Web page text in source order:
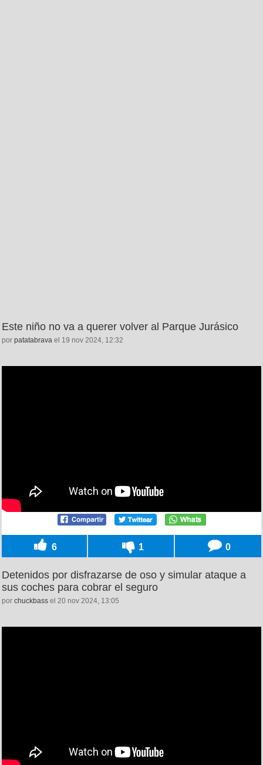
Este niño no va a querer volver al Parque Jurásico
por patatabrava el 19 nov 2024, 12:32
6 1 0
Detenidos por disfrazarse de oso y simular ataque a
sus coches para cobrar el seguro
por chuckbass el 20 nov 2024, 13:05